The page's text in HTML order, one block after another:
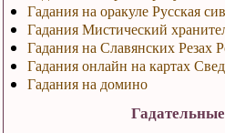
Гадания на оракуле Русская
Гадания Мистический
Гадания на Славянских Резах
Гадания онлайн на картах
Гадания на домино